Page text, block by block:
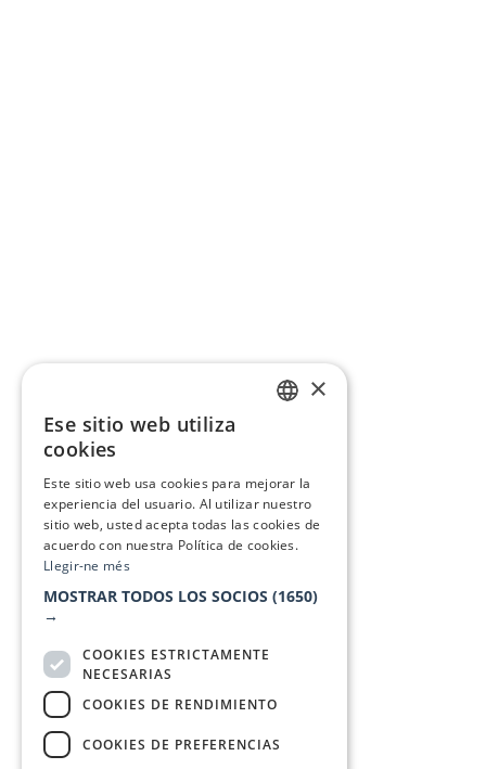
×
Ese sitio web utiliza
cookies
Este sitio web usa cookies para mejorar la
experiencia del usuario. Al utilizar nuestro
sitio web, usted acepta todas las cookies de
acuerdo con nuestra Política de cookies.
Llegir-ne més
MOSTRAR TODOS LOS SOCIOS (1650)
→
COOKIES ESTRICTAMENTE
NECESARIAS
COOKIES DE RENDIMIENTO
COOKIES DE PREFERENCIAS